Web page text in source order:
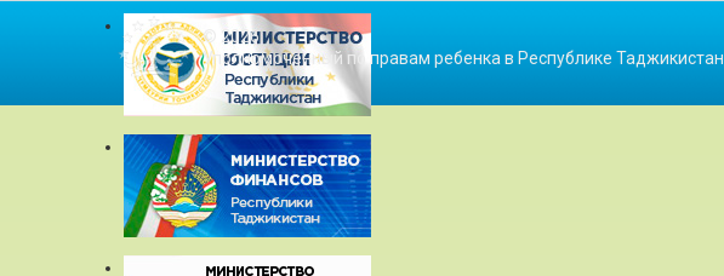
© 2026
Уполномоченный по правам ребенка в Республике Таджикистан